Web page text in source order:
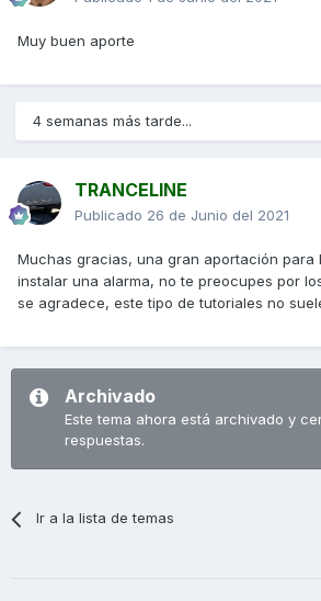
Espero que os sirva de ayuda. Saludos!
Muy buen aporte
4 semanas más tarde...
TRANCELINE
Publicado 26 de Junio del 2021
Muchas gracias, una gran aportación para
instalar una alarma, no te preocupes por
se agradece, este tipo de tutoriales no
Archivado
Este tema ahora está archivado y
respuestas.
Ir a la lista de temas